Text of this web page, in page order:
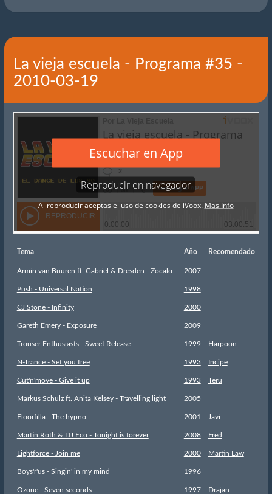
La vieja escuela - Programa #35 -
2010-03-19
Tema Año Recomendado
Armin van Buuren ft. Gabriel & Dresden - Zocalo 2007
Push - Universal Nation 1998
CJ Stone - Infinity 2000
Gareth Emery - Exposure 2009
Trouser Enthusiasts - Sweet Release 1999 Harpoon
N-Trance - Set you free 1993 Incipe
Cut'n'move - Give it up 1993 Teru
Markus Schulz ft. Anita Kelsey - Travelling light 2005
Floorfilla - The hypno 2001 Javi
Martin Roth & DJ Eco - Tonight is forever 2008 Fred
Lightforce - Join me 2000 Martin Law
Boys'r'us - Singin' in my mind 1996
Ozone - Seven seconds 1997 Drajan